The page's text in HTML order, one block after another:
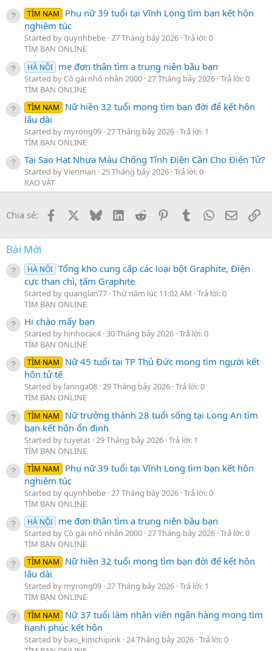
TÌM NAM
Phụ nữ 39 tuổi tại Vĩnh Long tìm bạn kết hôn
nghiêm túc
Started by quynhbebe 27 Tháng bảy 2026 Trả lời: 0
TÌM BẠN ONLINE
HÀ NỘI mẹ đơn thân tìm a trung niên bầu bạn
Started by Cô gái nhỏ nhắn 2000 27 Tháng bảy 2026 Trả lời: 0
TÌM BẠN ONLINE
TÌM NAM
Nữ hiền 32 tuổi mong tìm bạn đời để kết hôn
lâu dài
Started by myrong09 27 Tháng bảy 2026 Trả lời: 1
TÌM BẠN ONLINE
Tại Sao Hạt Nhựa Màu Chống Tĩnh Điện Cần Cho Điện Tử?
Started by Vienman 25 Tháng bảy 2026 Trả lời: 0
RAO VẶT
Chia sẻ: Facebook BlueskyLinkedInReddit PinterestTumblrWhatsApp
Email
Bài Mới
HÀ NỘI Tổng kho cung cấp các loại bột Graphite, Điện
cực than chì, tấm Graphite
Started by quanglan77 Thứ năm lúc 11:02 AM Trả lời: 0
TÌM BẠN ONLINE
Hi chào mấy bạn
Started by hinhocac4 30 Tháng bảy 2026 Trả lời: 0
TÌM BẠN ONLINE
TÌM NAM
Nữ 45 tuổi tại TP Thủ Đức mong tìm người kết
hôn tử tế
Started by lannga08 29 Tháng bảy 2026 Trả lời: 0
TÌM BẠN ONLINE
TÌM NAM
Nữ trưởng thành 28 tuổi sống tại Long An tìm
bạn kết hôn ổn định
Started by tuyetat 29 Tháng bảy 2026 Trả lời: 1
TÌM BẠN ONLINE
TÌM NAM
Phụ nữ 39 tuổi tại Vĩnh Long tìm bạn kết hôn
nghiêm túc
Started by quynhbebe 27 Tháng bảy 2026 Trả lời: 0
TÌM BẠN ONLINE
HÀ NỘI mẹ đơn thân tìm a trung niên bầu bạn
Started by Cô gái nhỏ nhắn 2000 27 Tháng bảy 2026 Trả lời: 0
TÌM BẠN ONLINE
TÌM NAM
Nữ hiền 32 tuổi mong tìm bạn đời để kết hôn
lâu dài
Started by myrong09 27 Tháng bảy 2026 Trả lời: 1
TÌM BẠN ONLINE
TÌM NAM
Nữ 37 tuổi làm nhân viên ngân hàng mong tìm
hạnh phúc kết hôn
Started by bao_kimchipink 24 Tháng bảy 2026 Trả lời: 0